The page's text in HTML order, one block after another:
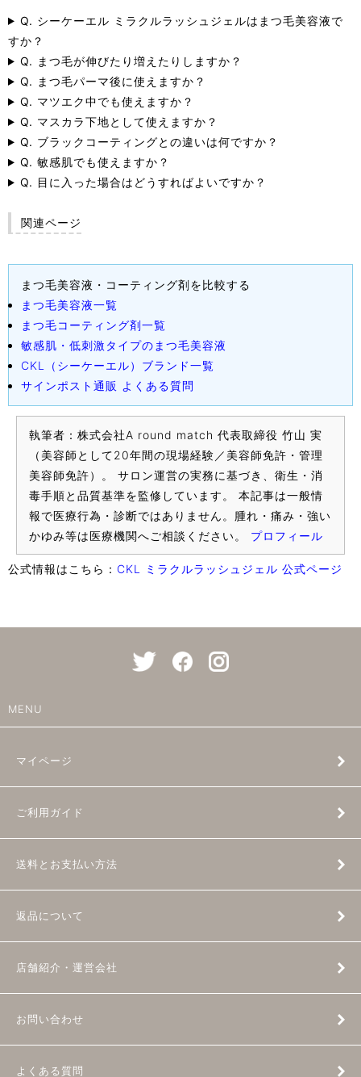
Q. シーケーエル ミラクルラッシュジェルはまつ毛美容液で
すか？
Q. まつ毛が伸びたり増えたりしますか？
Q. まつ毛パーマ後に使えますか？
Q. マツエク中でも使えますか？
Q. マスカラ下地として使えますか？
Q. ブラックコーティングとの違いは何ですか？
Q. 敏感肌でも使えますか？
Q. 目に入った場合はどうすればよいですか？
関連ページ
まつ毛美容液・コーティング剤を比較する
まつ毛美容液一覧
まつ毛コーティング剤一覧
敏感肌・低刺激タイプのまつ毛美容液
CKL（シーケーエル）ブランド一覧
サインポスト通販 よくある質問
執筆者：株式会社A round match 代表取締役 竹山 実
（美容師として20年間の現場経験／美容師免許・管理
美容師免許）。 サロン運営の実務に基づき、衛生・消
毒手順と品質基準を監修しています。 本記事は一般情
報で医療行為・診断ではありません。腫れ・痛み・強い
かゆみ等は医療機関へご相談ください。 プロフィール
公式情報はこちら： CKL ミラクルラッシュジェル 公式ページ
MENU
マイページ
ご利用ガイド
送料とお支払い方法
返品について
店舗紹介・運営会社
お問い合わせ
よくある質問